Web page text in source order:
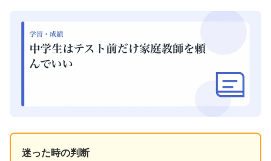
迷った時の判断